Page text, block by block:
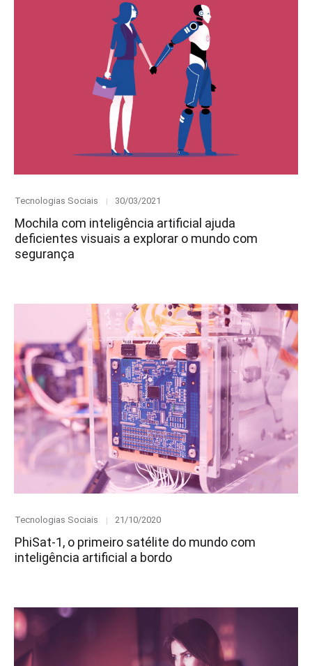
Category
Tecnologias Sociais
Posted
30/03/2021
Mochila com inteligência artificial ajuda
deficientes visuais a explorar o mundo com
segurança
Category
Tecnologias Sociais
Posted
21/10/2020
PhiSat-1, o primeiro satélite do mundo com
inteligência artificial a bordo